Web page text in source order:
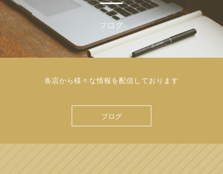
各店から様々な情報を配信しております
ブログ